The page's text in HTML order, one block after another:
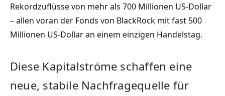
Rekordzuflüsse von mehr als 700 Millionen US-Dollar
– allen voran der Fonds von BlackRock mit fast 500
Millionen US-Dollar an einem einzigen Handelstag.
Diese Kapitalströme schaffen eine
neue, stabile Nachfragequelle für